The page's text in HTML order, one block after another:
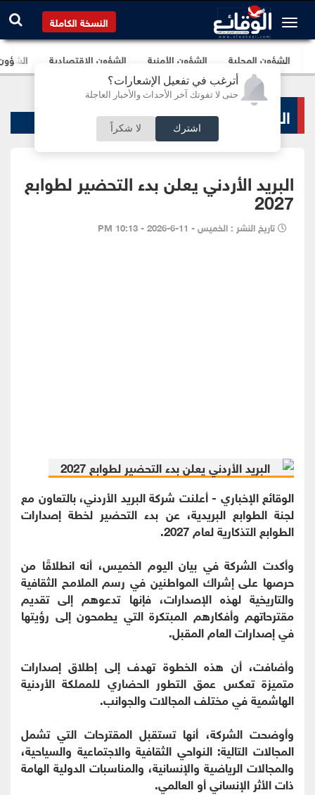
أترغب في تفعيل الإشعارات؟
حتى لا تفوتك آخر الأحداث والأخبار العاجلة
اشترك لا شكراً
النسخة الكاملة
الشؤون المحلية الشؤون الأمنية الشؤون الإقتصادية
البنوك و الشركات
البريد الأردني يعلن بدء التحضير لطوابع
2027
تاريخ النشر : الخميس - 11-6-2026 - 10:13 PM
الوقائع الإخباري - أعلنت شركة البريد الأردني، بالتعاون مع
لجنة الطوابع البريدية، عن بدء التحضير لخطة إصدارات
الطوابع التذكارية لعام 2027.
وأكدت الشركة في بيان اليوم الخميس، أنه انطلاقًا من
حرصها على إشراك المواطنين في رسم الملامح الثقافية
والتاريخية لهذه الإصدارات، فإنها تدعوهم إلى تقديم
مقترحاتهم وأفكارهم المبتكرة التي يطمحون إلى رؤيتها
في إصدارات العام المقبل.
وأضافت، أن هذه الخطوة تهدف إلى إطلاق إصدارات
متميزة تعكس عمق التطور الحضاري للمملكة الأردنية
الهاشمية في مختلف المجالات والجوانب.
وأوضحت الشركة، أنها تستقبل المقترحات التي تشمل
المجالات التالية: النواحي الثقافية والاجتماعية والسياحية،
والمجالات الرياضية والإنسانية، والمناسبات الدولية الهامة
ذات الأثر الإنساني أو العالمي.